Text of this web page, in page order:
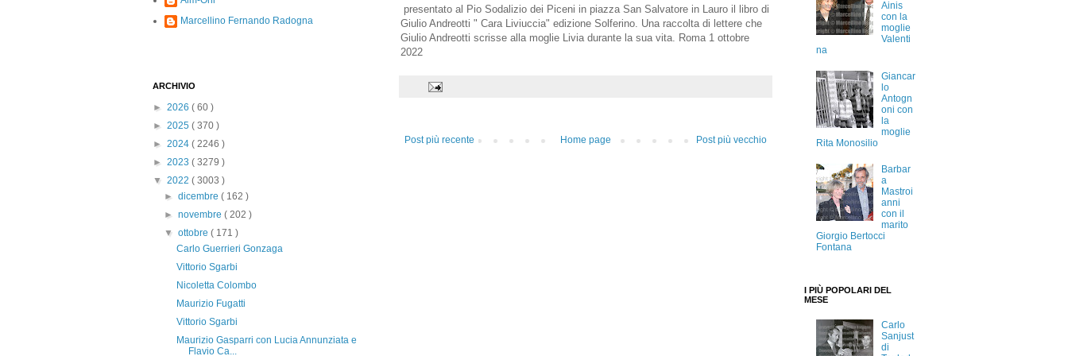
presentato al Pio Sodalizio dei Piceni in piazza San Salvatore in Lauro il libro di
Giulio Andreotti " Cara Liviuccia" edizione Solferino. Una raccolta di lettere che
Giulio Andreotti scrisse alla moglie Livia durante la sua vita. Roma 1 ottobre
2022
Post più recente Post più vecchio
Home page
Marcellino Fernando Radogna
ARCHIVIO
► 2026 ( 60 )
► 2025 ( 370 )
► 2024 ( 2246 )
► 2023 ( 3279 )
▼ 2022 ( 3003 )
►dicembre( 162 )
►novembre( 202 )
▼ottobre( 171 )
Carlo Guerrieri Gonzaga
Vittorio Sgarbi
Nicoletta Colombo
Maurizio Fugatti
Vittorio Sgarbi
Maurizio Gasparri con Lucia Annunziata e
Flavio Ca...
Ainis
con la
moglie
Valenti
na
Giancar
lo
Antogn
oni con
la
moglie
Rita Monosilio
Barbar
a
Mastroi
anni
con il
marito
Giorgio Bertocci
Fontana
I PIÙ POPOLARI DEL
MESE
Carlo
Sanjust
di